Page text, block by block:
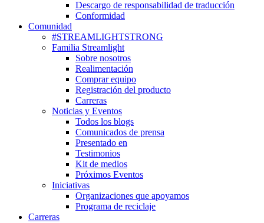
Descargo de responsabilidad de traducción
Conformidad
Comunidad
#STREAMLIGHTSTRONG
Familia Streamlight
Sobre nosotros
Realimentación
Comprar equipo
Registración del producto
Carreras
Noticias y Eventos
Todos los blogs
Comunicados de prensa
Presentado en
Testimonios
Kit de medios
Próximos Eventos
Iniciativas
Organizaciones que apoyamos
Programa de reciclaje
Carreras